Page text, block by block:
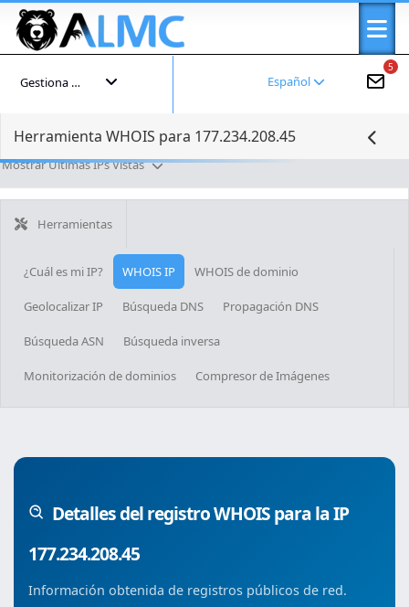
5
Español
Gestiona tu cuenta
Herramienta WHOIS para 177.234.208.45
Mostrar Últimas IPs Vistas
Herramientas
¿Cuál es mi IP? WHOIS IP WHOIS de dominio
Geolocalizar IP Búsqueda DNS Propagación DNS
Búsqueda ASN Búsqueda inversa
Monitorización de dominios Compresor de Imágenes
Detalles del registro WHOIS para la IP
177.234.208.45
Información obtenida de registros públicos de red.